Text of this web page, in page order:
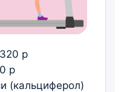
р
р
(кальциферол)